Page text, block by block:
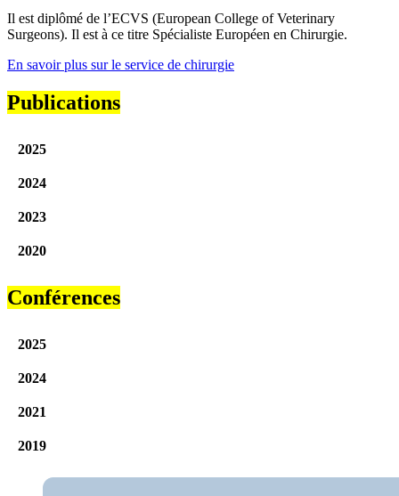
Il est diplômé de l’ECVS (European College of Veterinary
Surgeons). Il est à ce titre Spécialiste Européen en Chirurgie.
En savoir plus sur le service de chirurgie
Publications
2025
2024
2023
2020
Conférences
2025
2024
2021
2019